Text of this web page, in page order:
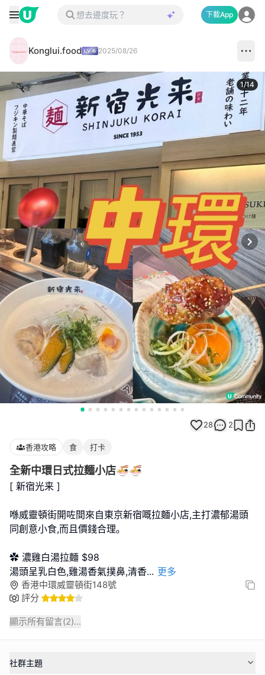
下載App
Konglui.food 2025/08/26
1/14
28 2
香港攻略 食 打卡
全新中環日式拉麵小店🍜🍜
[ 新宿光来 ]
喺威靈頓街開咗間來自東京新宿嘅拉麵小店,主打濃郁湯頭
同創意小食,而且價錢合理｡
✿ 濃雞白湯拉麵 $98
湯頭呈乳白色,雞湯香氣撲鼻,清香... 更多
香港中環威靈頓街148號
評分
顯示所有留言(2)...
社群主題